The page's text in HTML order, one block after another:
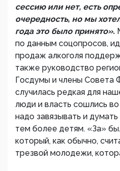
сессию или нет, есть
очередность, но мы
года это было принято».
по данным соцопросов,
продаж алкоголя
также руководство
Госдумы и члены Совета
случилась редкая для
люди и власть сошлись во
надо завязывать и
тем более детям. «За»
который, как обычно,
трезвой молодежи,